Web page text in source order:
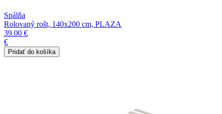
Spálňa
Rolovaný rošt, 140x200 cm, PLAZA
39.00 €
€